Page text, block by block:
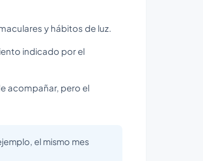
y hábitos de luz.
indicado por el
acompañar, pero el
el mismo mes